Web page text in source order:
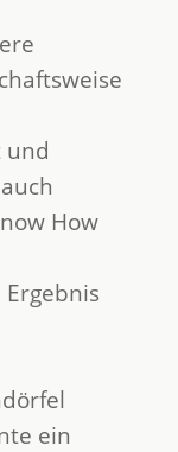
und
How
ein